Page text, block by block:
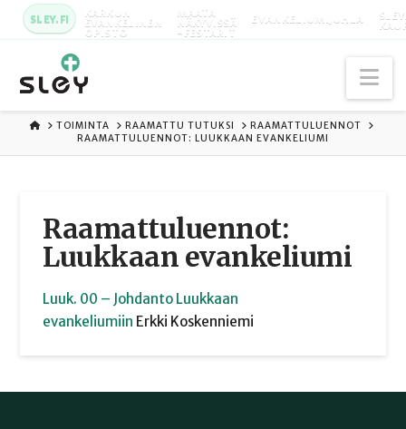
SLEY.FI KARKUN
EVANKELINEN
OPISTO
MAATA
NÄKYVISSÄ
-FESTARIT
EVANKELIUMIJUHLA
ETUSIVU
TOIMINTA RAAMATTU TUTUKSI
RAAMATTULUENNOT
RAAMATTULUENNOT: LUUKKAAN EVANKELIUMI
Raamattuluennot:
Luukkaan evankeliumi
Luuk. 00 – Johdanto Luukkaan
evankeliumiin Erkki Koskenniemi